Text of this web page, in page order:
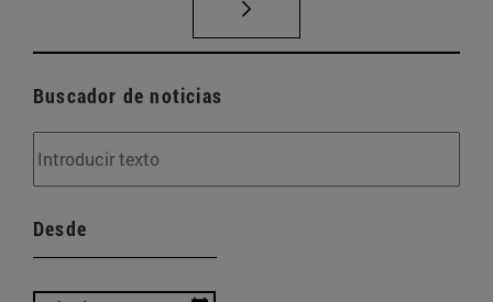
Buscador de noticias
Desde